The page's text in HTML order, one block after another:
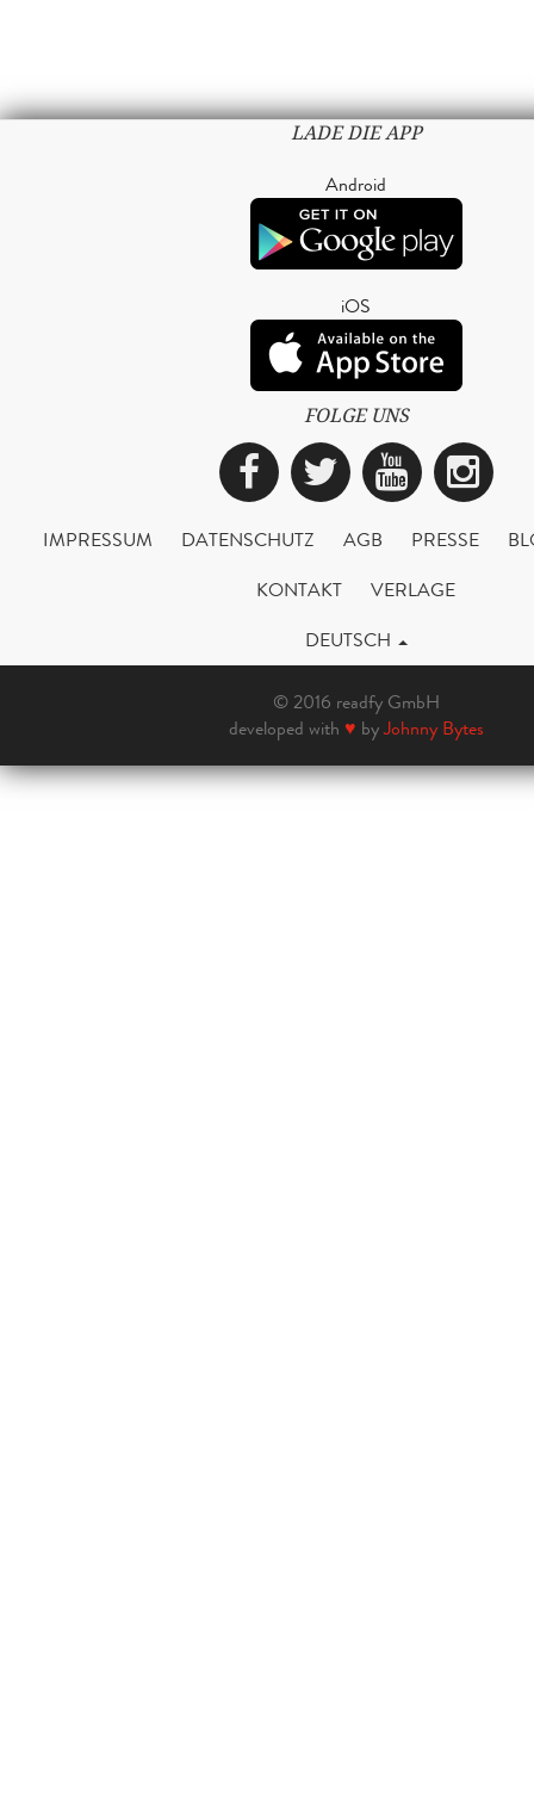
LADE DIE APP
Android
iOS
FOLGE UNS
Facebook
Twitter
IMPRESSUM DATENSCHUTZ AGB PRESSE
KONTAKT
VERLAGE
DEUTSCH
© 2016 readfy GmbH
developed with ♥ byJohnny Bytes